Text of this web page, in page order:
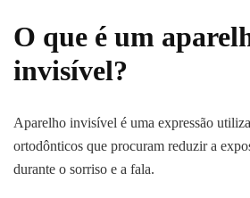
O que é um
invisível?
Aparelho invisível é uma expressão
ortodônticos que procuram reduzir a
durante o sorriso e a fala.